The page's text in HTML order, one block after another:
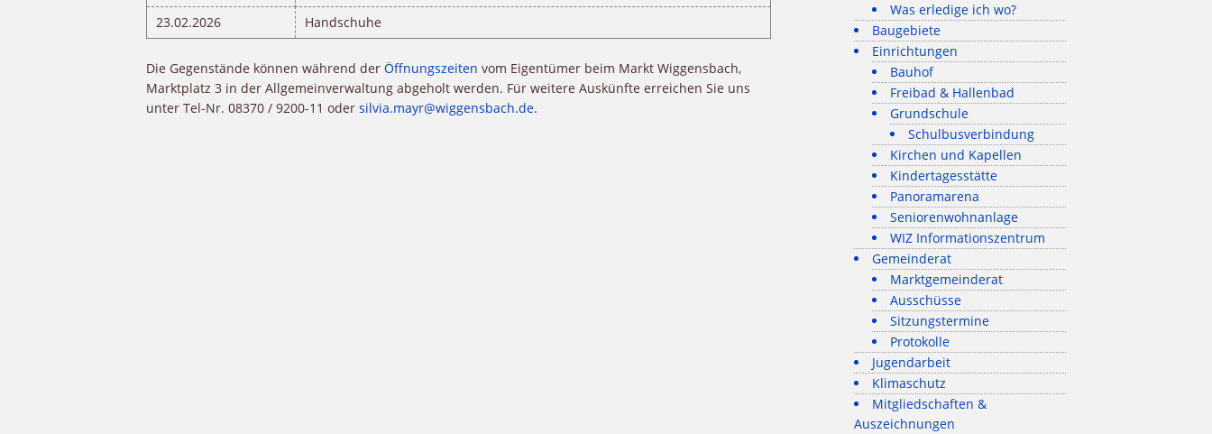
23.02.2026
Handschuhe
Die Gegenstände können während der Öffnungszeiten vom Eigentümer beim Markt Wiggensbach,
Marktplatz 3 in der Allgemeinverwaltung abgeholt werden. Für weitere Auskünfte erreichen Sie uns
unter Tel-Nr. 08370 / 9200-11 oder silvia.mayr@wiggensbach.de.
Was erledige ich wo?
Baugebiete
Einrichtungen
Bauhof
Freibad & Hallenbad
Grundschule
Schulbusverbindung
Kirchen und Kapellen
Kindertagesstätte
Panoramarena
Seniorenwohnanlage
WIZ Informationszentrum
Gemeinderat
Marktgemeinderat
Ausschüsse
Sitzungstermine
Protokolle
Jugendarbeit
Klimaschutz
Mitgliedschaften &
Auszeichnungen